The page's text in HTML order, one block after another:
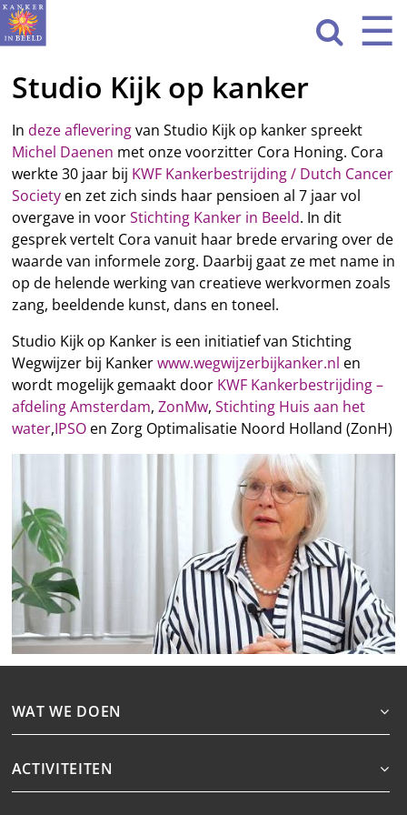
Sla
navigatie
over
☰
HOME
WAT WE DOEN
ACTIVITEITEN
OVER ONS
CONTACT
NIEUWS

Studio Kijk op kanker
In deze afleveringvan Studio Kijk op kanker spreekt
Michel Daenen met onze voorzitter Cora Honing. Cora
werkte 30 jaar bij KWF Kankerbestrijding / Dutch Cancer
Societyen zet zich sinds haar pensioen al 7 jaar vol
overgave in voorStichting Kanker in Beeld. In dit
gesprek vertelt Cora vanuit haar brede ervaring over de
waarde van informele zorg. Daarbij gaat ze met name in
op de helende werking van creatieve werkvormen zoals
zang, beeldende kunst, dans en toneel.
Studio Kijk op Kanker is een initiatief van Stichting
Wegwijzer bij Kankerwww.wegwijzerbijkanker.nl en
wordt mogelijk gemaakt door KWF Kankerbestrijding –
afdeling Amsterdam, ZonMw, Stichting Huis aan het
water,IPSOen Zorg Optimalisatie Noord Holland (ZonH)
WAT WE DOEN
ACTIVITEITEN